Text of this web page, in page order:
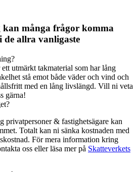
många frågor komma
allra vanligaste
utmärkt takmaterial som har lång
stå emot både väder och vind och
med en lång livslängd. Vill ni veta
gärna!
privatpersoner & fastighetsägare kan
Totalt kan ni sänka kostnaden med
För mera information kring
oss eller läsa mer på Skatteverkets